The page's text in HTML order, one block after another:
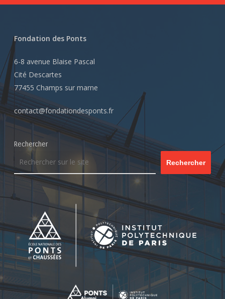
Fondation des Ponts
6-8 avenue Blaise Pascal
Cité Descartes
77455 Champs sur marne
contact@fondationdesponts.fr
Rechercher
Rechercher